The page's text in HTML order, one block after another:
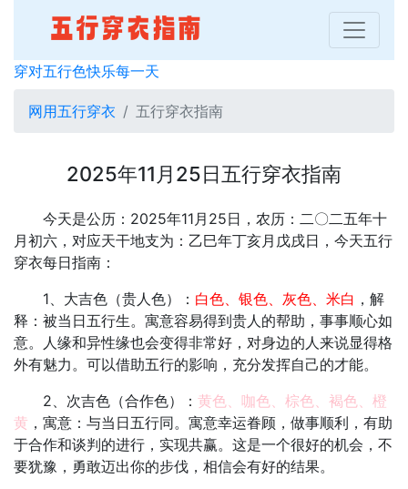
穿对五行色快乐每一天
网用五行穿衣 五行穿衣指南
2025年11月25日五行穿衣指南
今天是公历：2025年11月25日，农历：二〇二五年十
月初六，对应天干地支为：乙巳年丁亥月戊戌日，今天五行
穿衣每日指南：
1、大吉色（贵人色）： 白色、银色、灰色、米白 ，解
释：被当日五行生。寓意容易得到贵人的帮助，事事顺心如
意。人缘和异性缘也会变得非常好，对身边的人来说显得格
外有魅力。可以借助五行的影响，充分发挥自己的才能。
2、次吉色（合作色）： 黄色、咖色、棕色、褐色、橙
黄 ，寓意：与当日五行同。寓意幸运眷顾，做事顺利，有助
于合作和谈判的进行，实现共赢。这是一个很好的机会，不
要犹豫，勇敢迈出你的步伐，相信会有好的结果。